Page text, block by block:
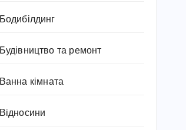
Бодибілдинг
Будівництво та ремонт
Ванна кімната
Відносини